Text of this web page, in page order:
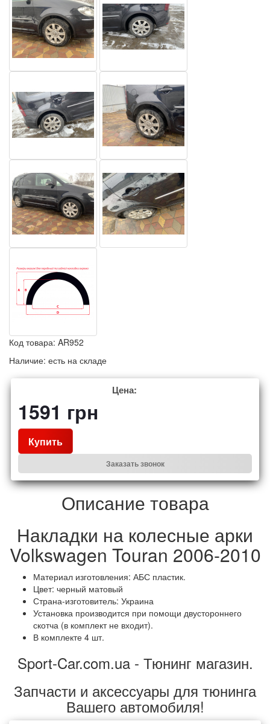
Код товара: AR952
Наличие: есть на складе
Цена:
1591 грн
Купить
Заказать звонок
Описание товара
Накладки на колесные арки
Volkswagen Touran 2006-2010
Материал изготовления: АБС пластик.
Цвет: черный матовый
Страна-изготовитель: Украина
Установка производится при помощи двустороннего
скотча (в комплектне входит).
В комплекте 4 шт.
Sport-Car.com.ua - Тюнинг магазин.
Запчасти и аксессуары для тюнинга
Вашего автомобиля!